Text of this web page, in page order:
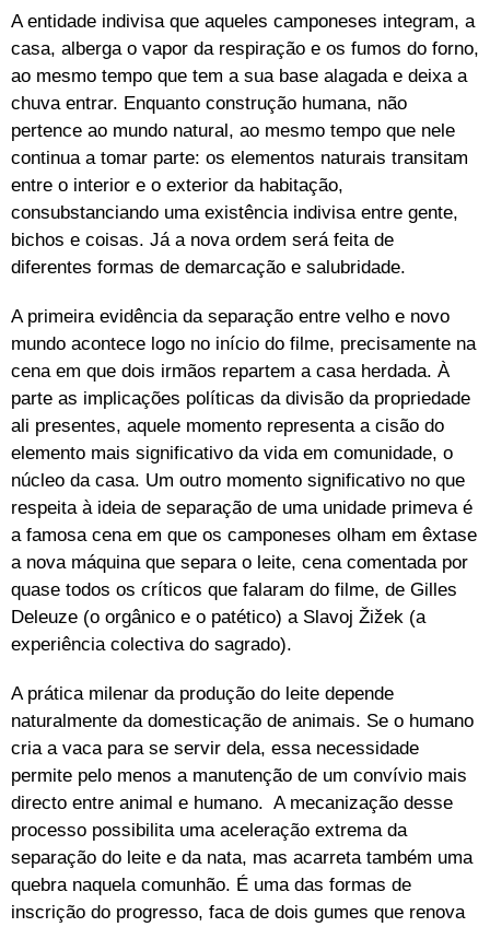
A entidade indivisa que aqueles camponeses integram, a
casa, alberga o vapor da respiração e os fumos do forno,
ao mesmo tempo que tem a sua base alagada e deixa a
chuva entrar. Enquanto construção humana, não
pertence ao mundo natural, ao mesmo tempo que nele
continua a tomar parte: os elementos naturais transitam
entre o interior e o exterior da habitação,
consubstanciando uma existência indivisa entre gente,
bichos e coisas. Já a nova ordem será feita de
diferentes formas de demarcação e salubridade.
A primeira evidência da separação entre velho e novo
mundo acontece logo no início do filme, precisamente na
cena em que dois irmãos repartem a casa herdada. À
parte as implicações políticas da divisão da propriedade
ali presentes, aquele momento representa a cisão do
elemento mais significativo da vida em comunidade, o
núcleo da casa. Um outro momento significativo no que
respeita à ideia de separação de uma unidade primeva é
a famosa cena em que os camponeses olham em êxtase
a nova máquina que separa o leite, cena comentada por
quase todos os críticos que falaram do filme, de Gilles
Deleuze (o orgânico e o patético) a Slavoj Žižek (a
experiência colectiva do sagrado).
A prática milenar da produção do leite depende
naturalmente da domesticação de animais. Se o humano
cria a vaca para se servir dela, essa necessidade
permite pelo menos a manutenção de um convívio mais
directo entre animal e humano. A mecanização desse
processo possibilita uma aceleração extrema da
separação do leite e da nata, mas acarreta também uma
quebra naquela comunhão. É uma das formas de
inscrição do progresso, faca de dois gumes que renova